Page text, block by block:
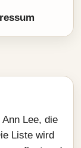
Lee, die
Liste wird